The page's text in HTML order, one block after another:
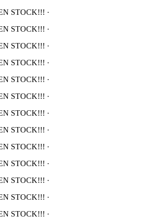
STOCK!!! ·
STOCK!!! ·
STOCK!!! ·
STOCK!!! ·
STOCK!!! ·
STOCK!!! ·
STOCK!!! ·
STOCK!!! ·
STOCK!!! ·
STOCK!!! ·
STOCK!!! ·
STOCK!!! ·
STOCK!!! ·